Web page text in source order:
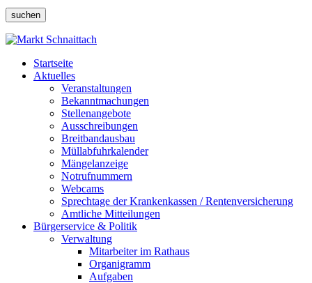
suchen
Startseite
Aktuelles
Veranstaltungen
Bekanntmachungen
Stellenangebote
Ausschreibungen
Breitbandausbau
Müllabfuhrkalender
Mängelanzeige
Notrufnummern
Webcams
Sprechtage der Krankenkassen / Rentenversicherung
Amtliche Mitteilungen
Bürgerservice & Politik
Verwaltung
Mitarbeiter im Rathaus
Organigramm
Aufgaben